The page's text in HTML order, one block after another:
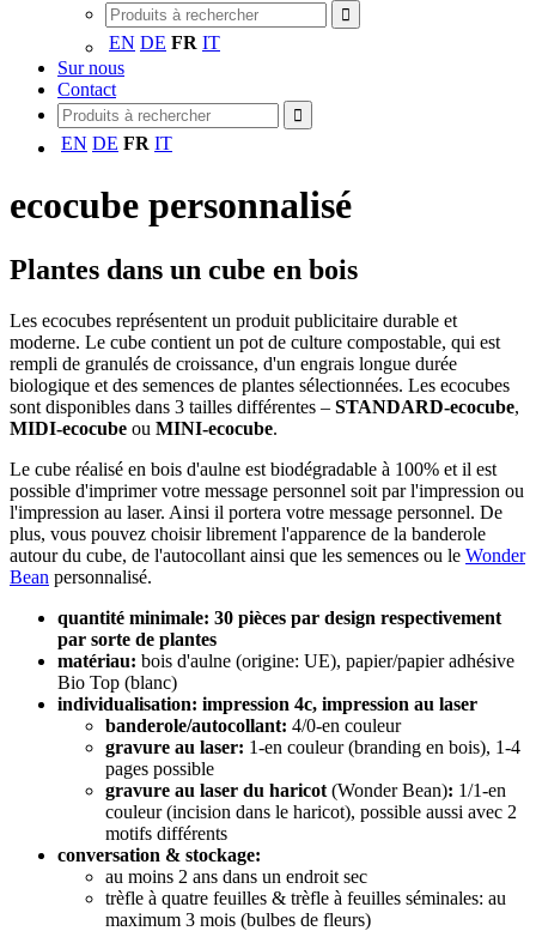
EN DE FR IT
Sur nous
Contact
EN DE FR IT
ecocube personnalisé
Plantes dans un cube en bois
Les ecocubes représentent un produit publicitaire durable et
moderne. Le cube contient un pot de culture compostable, qui est
rempli de granulés de croissance, d'un engrais longue durée
biologique et des semences de plantes sélectionnées. Les ecocubes
sont disponibles dans 3 tailles différentes – STANDARD-ecocube,
MIDI-ecocube ou MINI-ecocube.
Le cube réalisé en bois d'aulne est biodégradable à 100% et il est
possible d'imprimer votre message personnel soit par l'impression ou
l'impression au laser. Ainsi il portera votre message personnel. De
plus, vous pouvez choisir librement l'apparence de la banderole
autour du cube, de l'autocollant ainsi que les semences ou le Wonder
Bean personnalisé.
quantité minimale: 30 pièces par design respectivement
par sorte de plantes
matériau: bois d'aulne (origine: UE), papier/papier adhésive
Bio Top (blanc)
individualisation: impression 4c, impression au laser
banderole/autocollant: 4/0-en couleur
gravure au laser: 1-en couleur (branding en bois), 1-4
pages possible
gravure au laser du haricot (Wonder Bean): 1/1-en
couleur (incision dans le haricot), possible aussi avec 2
motifs différents
conversation & stockage:
au moins 2 ans dans un endroit sec
trèfle à quatre feuilles & trèfle à feuilles séminales: au
maximum 3 mois (bulbes de fleurs)